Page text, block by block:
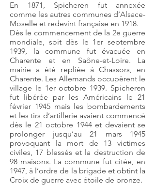
En 1871, Spicheren fut annexée
comme les autres communes d’Alsace-
Moselle et redevint française en 1918.
Dès le commencement de la 2e guerre
mondiale, soit dès le 1er septembre
1939, la commune fut évacuée en
Charente et en Saône-et-Loire. La
mairie a été repliée à Chassors, en
Charente. Les Allemands occupèrent le
village le 1er octobre 1939. Spicheren
fut libérée par les Américains le 21
février 1945 mais les bombardements
et les tirs d’artillerie avaient commencé
dès le 21 octobre 1944 et devaient se
prolonger jusqu’au 21 mars 1945
provoquant la mort de 13 victimes
civiles, 17 blessés et la destruction de
98 maisons. La commune fut citée, en
1947, à l’ordre de la brigade et obtint la
Croix de guerre avec étoile de bronze.